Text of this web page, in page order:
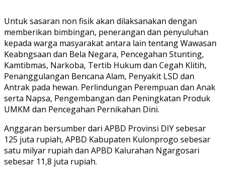
Untuk sasaran non fisik akan dilaksanakan dengan
memberikan bimbingan, penerangan dan penyuluhan
kepada warga masyarakat antara lain tentang Wawasan
Keabngsaan dan Bela Negara, Pencegahan Stunting,
Kamtibmas, Narkoba, Tertib Hukum dan Cegah Klitih,
Penanggulangan Bencana Alam, Penyakit LSD dan
Antrak pada hewan. Perlindungan Perempuan dan Anak
serta Napsa, Pengembangan dan Peningkatan Produk
UMKM dan Pencegahan Pernikahan Dini.
Anggaran bersumber dari APBD Provinsi DIY sebesar
125 juta rupiah, APBD Kabupaten Kulonprogo sebesar
satu milyar rupiah dan APBD Kalurahan Ngargosari
sebesar 11,8 juta rupiah.